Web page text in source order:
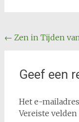
Bericht
← Zen in Tijden
Geef een
Het e-
Vereiste